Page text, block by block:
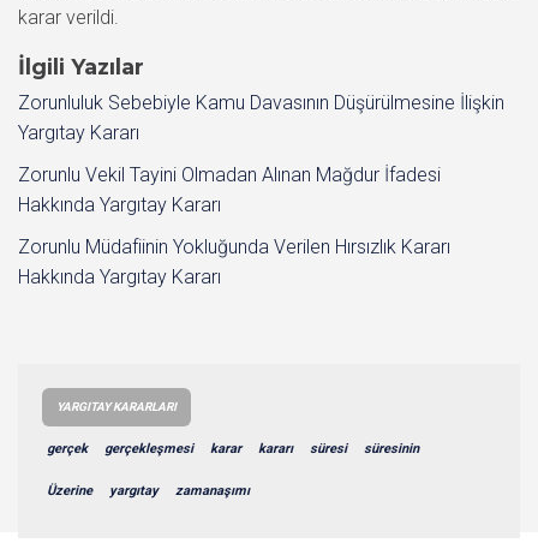
karar verildi.
İlgili Yazılar
Zorunluluk Sebebiyle Kamu Davasının Düşürülmesine İlişkin
Yargıtay Kararı
Zorunlu Vekil Tayini Olmadan Alınan Mağdur İfadesi
Hakkında Yargıtay Kararı
Zorunlu Müdafiinin Yokluğunda Verilen Hırsızlık Kararı
Hakkında Yargıtay Kararı
YARGITAY KARARLARI
gerçek gerçekleşmesi karar kararı süresi süresinin
Üzerine yargıtay zamanaşımı